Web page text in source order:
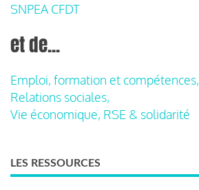
SNPEA CFDT
et de...
Emploi, formation et compétences,
Relations sociales,
Vie économique, RSE & solidarité
LES RESSOURCES